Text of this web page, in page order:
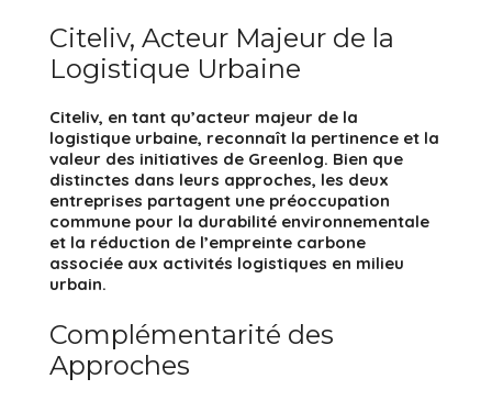
Citeliv, Acteur Majeur de la
Logistique Urbaine
Citeliv, en tant qu’acteur majeur de la
logistique urbaine, reconnaît la pertinence et la
valeur des initiatives de Greenlog. Bien que
distinctes dans leurs approches, les deux
entreprises partagent une préoccupation
commune pour la durabilité environnementale
et la réduction de l’empreinte carbone
associée aux activités logistiques en milieu
urbain.
Complémentarité des
Approches